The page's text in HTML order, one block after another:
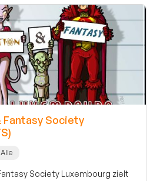
Fantasy Society
Alle
Society Luxembourg zielt